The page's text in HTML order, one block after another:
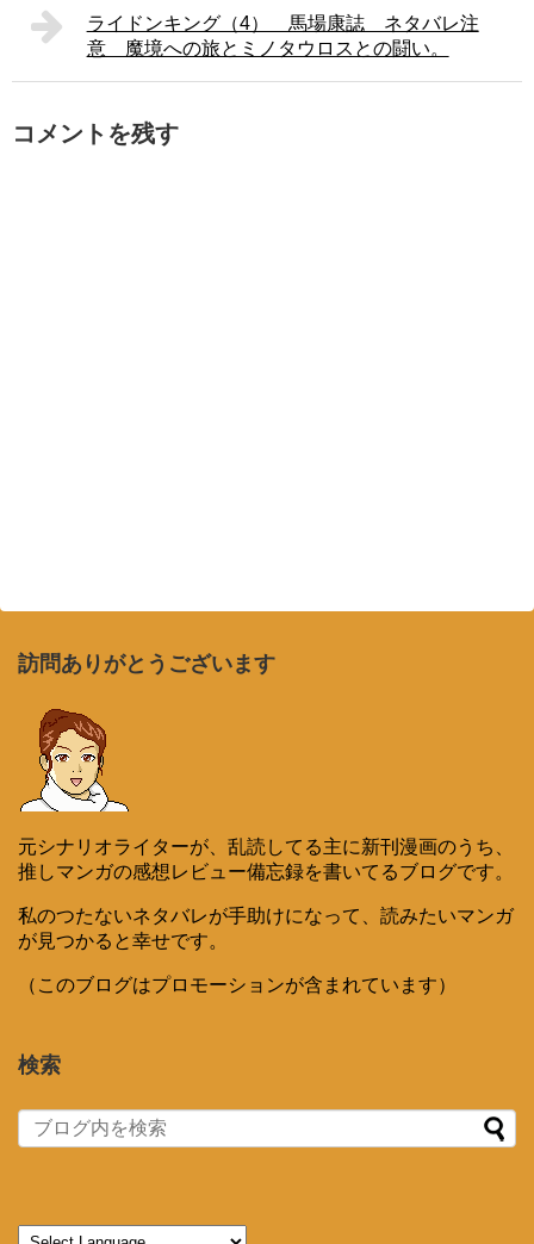
ライドンキング（4） 馬場康誌 ネタバレ注
意 魔境への旅とミノタウロスとの闘い。
コメントを残す
訪問ありがとうございます
元シナリオライターが、乱読してる主に新刊漫画のうち、
推しマンガの感想レビュー備忘録を書いてるブログです。
私のつたないネタバレが手助けになって、読みたいマンガ
が見つかると幸せです。
（このブログはプロモーションが含まれています）
検索